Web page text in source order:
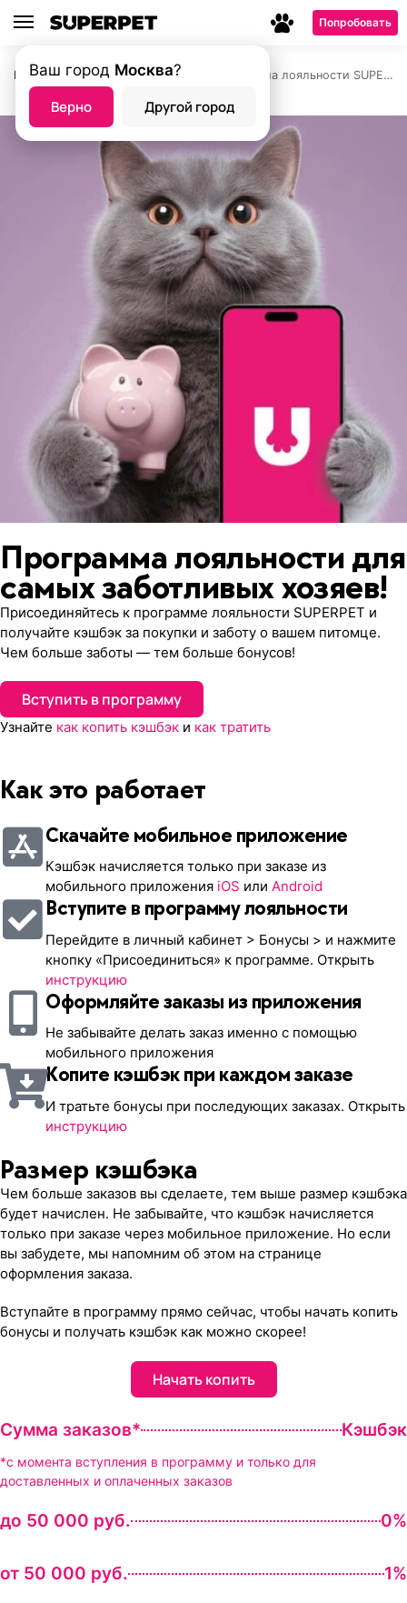
Попробовать
Главная страница — Акции Программа лояльности SUPERPET
Программа лояльности для
самых заботливых хозяев!
Присоединяйтесь к программе лояльности SUPERPET и
получайте кэшбэк за покупки и заботу о вашем питомце.
Чем больше заботы — тем больше бонусов!
Вступить в программу
Узнайте как копить кэшбэк и как тратить
Как это работает
Скачайте мобильное приложение
Кэшбэк начисляется только при заказе из
мобильного приложения iOS или Android
Вступите в программу лояльности
Перейдите в личный кабинет > Бонусы > и нажмите
кнопку «Присоединиться» к программе. Открыть
инструкцию
Оформляйте заказы из приложения
Не забывайте делать заказ именно с помощью
мобильного приложения
Копите кэшбэк при каждом заказе
И тратьте бонусы при последующих заказах. Открыть
инструкцию
Размер кэшбэка
Чем больше заказов вы сделаете, тем выше размер кэшбэка
будет начислен. Не забывайте, что кэшбэк начисляется
только при заказе через мобильное приложение. Но если
вы забудете, мы напомним об этом на странице
оформления заказа.
Вступайте в программу прямо сейчас, чтобы начать копить
бонусы и получать кэшбэк как можно скорее!
Начать копить
Сумма заказов* Кэшбэк
*с момента вступления в программу и только для
доставленных и оплаченных заказов
до 50 000 руб. 0%
от 50 000 руб. 1%
Ваш город Москва?
Верно Другой город